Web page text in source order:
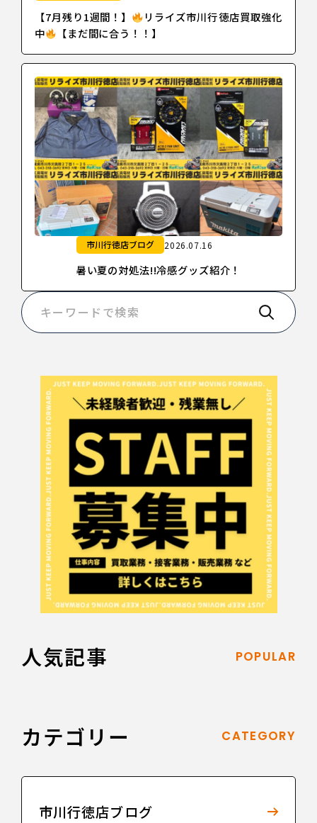
【7月残り1週間！】
リライズ市川行徳店買取強化
中
【まだ間に合う！！】
市川行徳店ブログ 2026.07.16
暑い夏の対処法!!冷感グッズ紹介！
人気記事 POPULAR
カテゴリー CATEGORY
市川行徳店ブログ